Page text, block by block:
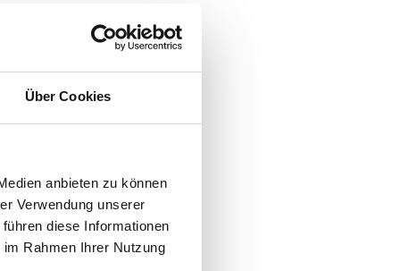
Über Cookies
anbieten zu können
Verwendung unserer
diese Informationen
Rahmen Ihrer Nutzung